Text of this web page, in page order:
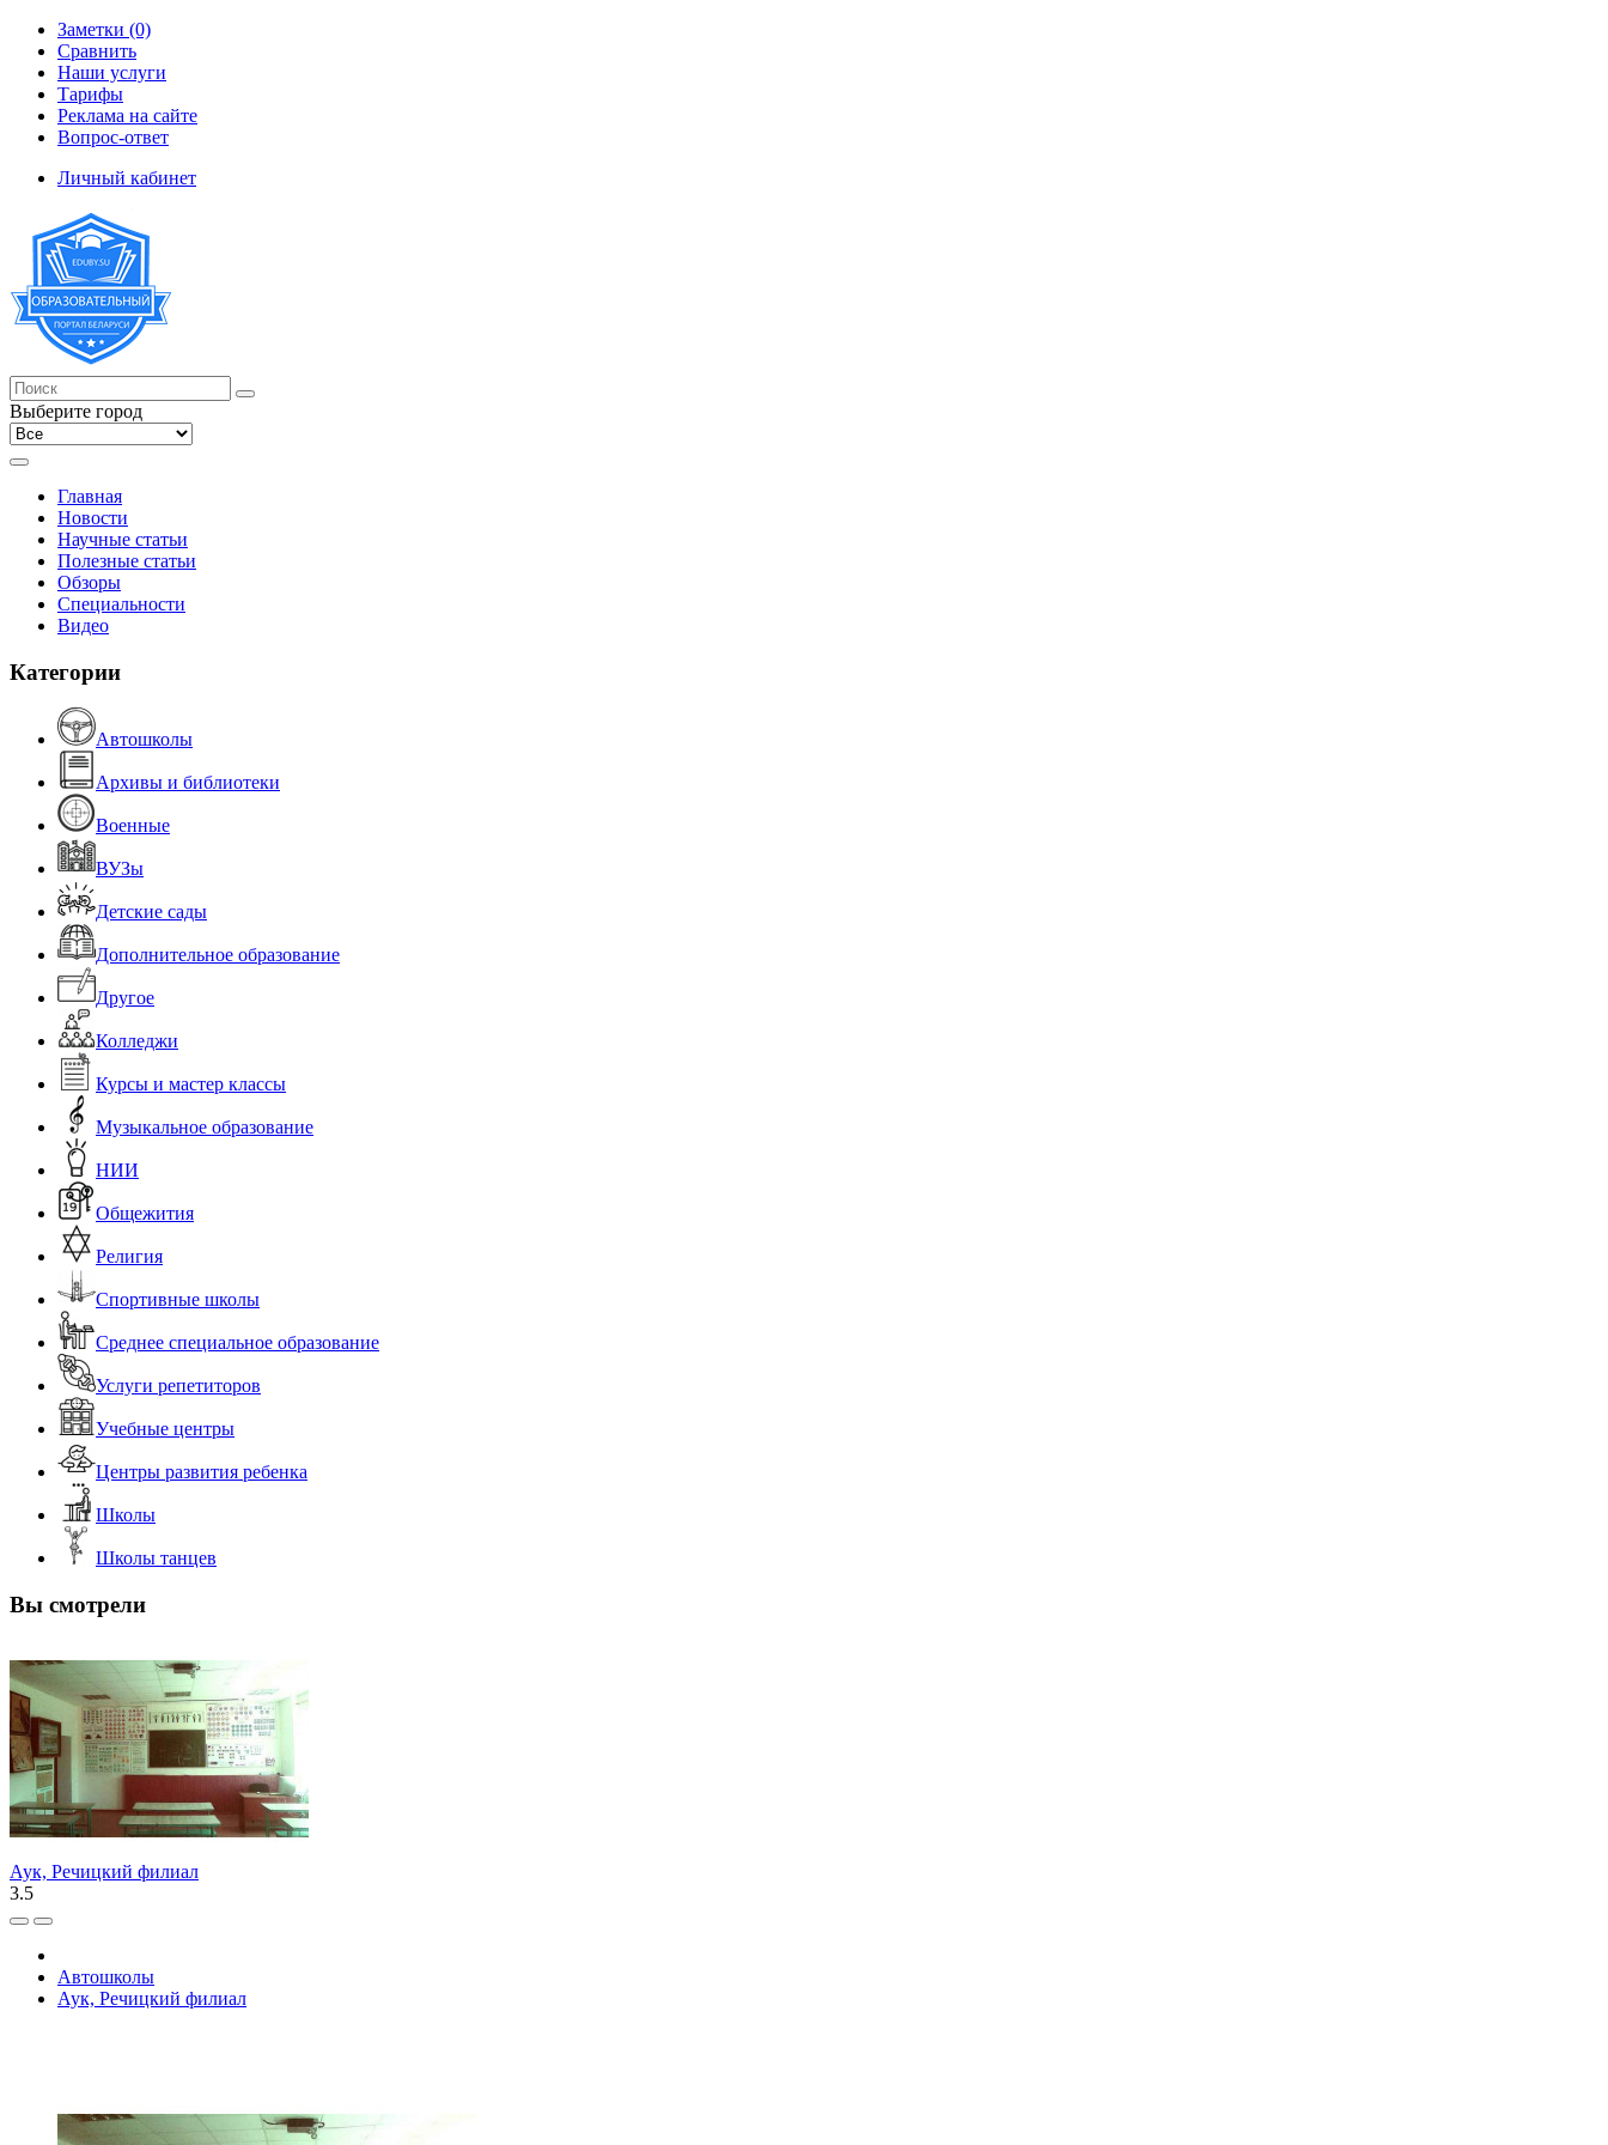
Заметки (0)
Сравнить
Наши услуги
Тарифы
Реклама на сайте
Вопрос-ответ
Личный кабинет
Выберите город
Главная
Новости
Научные статьи
Полезные статьи
Обзоры
Специальности
Видео
Категории
Автошколы
Архивы и библиотеки
Военные
ВУЗы
Детские сады
Дополнительное образование
Другое
Колледжи
Курсы и мастер классы
Музыкальное образование
НИИ
Общежития
Религия
Спортивные школы
Среднее специальное образование
Услуги репетиторов
Учебные центры
Центры развития ребенка
Школы
Школы танцев
Вы смотрели
Аук, Речицкий филиал
3.5
Автошколы
Аук, Речицкий филиал